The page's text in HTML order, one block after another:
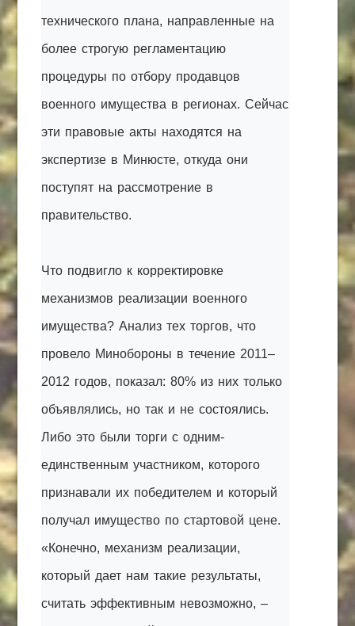
технического плана, направленные на
более строгую регламентацию
процедуры по отбору продавцов
военного имущества в регионах. Сейчас
эти правовые акты находятся на
экспертизе в Минюсте, откуда они
поступят на рассмотрение в
правительство.
Что подвигло к корректировке
механизмов реализации военного
имущества? Анализ тех торгов, что
провело Минобороны в течение 2011–
2012 годов, показал: 80% из них только
объявлялись, но так и не состоялись.
Либо это были торги с одним-
единственным участником, которого
признавали их победителем и который
получал имущество по стартовой цене.
«Конечно, механизм реализации,
который дает нам такие результаты,
считать эффективным невозможно, –